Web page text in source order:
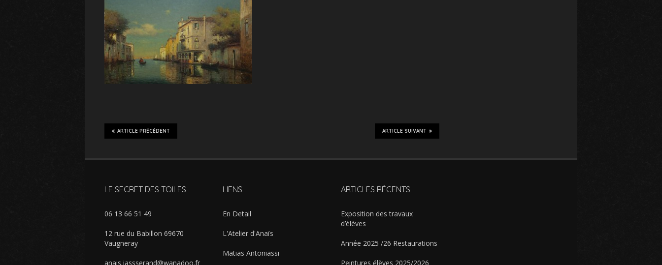
ARTICLE SUIVANT
ARTICLE PRÉCÉDENT
LE SECRET DES TOILES
06 13 66 51 49
12 rue du Babillon 69670
Vaugneray
anais.jassserand@wanadoo.fr
LIENS
En Detail
L'Atelier d'Anaïs
Matias Antoniassi
ARTICLES RÉCENTS
Exposition des travaux
d’élèves
Année 2025 /26 Restaurations
Peintures élèves 2025/2026